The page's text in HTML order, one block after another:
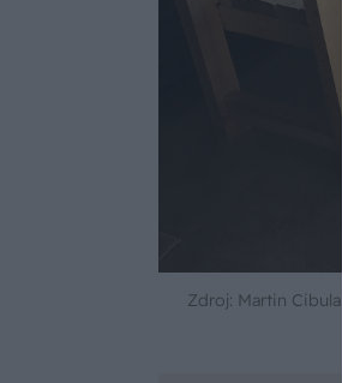
Zdroj: Martin Cibula